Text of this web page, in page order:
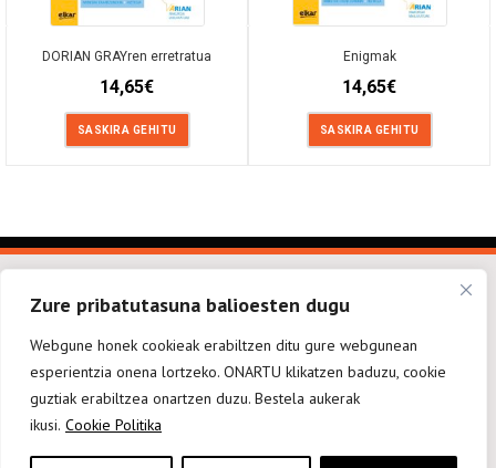
Zure pribatutasuna balioesten dugu
Webgune honek cookieak erabiltzen ditu gure webgunean
esperientzia onena lortzeko. ONARTU klikatzen baduzu, cookie
guztiak erabiltzea onartzen duzu. Bestela aukerak
ikusi. Cookie Politika
DORIAN GRAYren erretratua
14,65€
SASKIRA GEHITU
Enigmak
14,65€
SASKIRA GEHITU
elkarargitaletxea@elkar.eus
943 310 267
Haizpea Poligonoa, 1. 20150 Aduna.